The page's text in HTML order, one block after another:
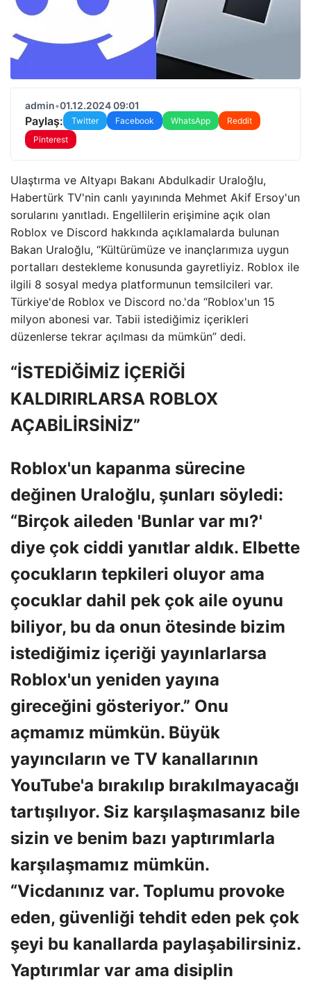
admin•01.12.2024 09:01
Paylaş: Twitter Facebook WhatsApp
Reddit
Pinterest
Ulaştırma ve Altyapı Bakanı Abdulkadir Uraloğlu,
Habertürk TV'nin canlı yayınında Mehmet Akif Ersoy'un
sorularını yanıtladı. Engellilerin erişimine açık olan
Roblox ve Discord hakkında açıklamalarda bulunan
Bakan Uraloğlu, “Kültürümüze ve inançlarımıza uygun
portalları destekleme konusunda gayretliyiz. Roblox ile
ilgili 8 sosyal medya platformunun temsilcileri var.
Türkiye'de Roblox ve Discord no.'da “Roblox'un 15
milyon abonesi var. Tabii istediğimiz içerikleri
düzenlerse tekrar açılması da mümkün” dedi.
“İSTEDİĞİMİZ İÇERİĞİ
KALDIRIRLARSA ROBLOX
AÇABİLİRSİNİZ”
Roblox'un kapanma sürecine
değinen Uraloğlu, şunları söyledi:
“Birçok aileden 'Bunlar var mı?'
diye çok ciddi yanıtlar aldık. Elbette
çocukların tepkileri oluyor ama
çocuklar dahil pek çok aile oyunu
biliyor, bu da onun ötesinde bizim
istediğimiz içeriği yayınlarlarsa
Roblox'un yeniden yayına
gireceğini gösteriyor.” Onu
açmamız mümkün. Büyük
yayıncıların ve TV kanallarının
YouTube'a bırakılıp bırakılmayacağı
tartışılıyor. Siz karşılaşmasanız bile
sizin ve benim bazı yaptırımlarla
karşılaşmamız mümkün.
“Vicdanınız var. Toplumu provoke
eden, güvenliği tehdit eden pek çok
şeyi bu kanallarda paylaşabilirsiniz.
Yaptırımlar var ama disiplin